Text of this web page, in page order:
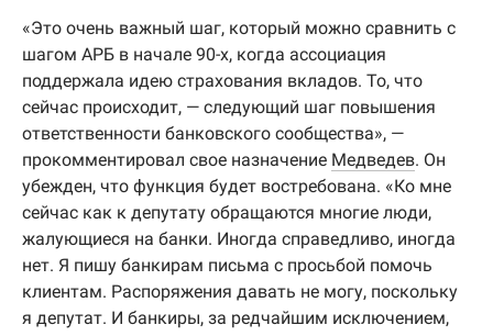
«Это очень важный шаг, который можно сравнить с
шагом АРБ в начале 90-х, когда ассоциация
поддержала идею страхования вкладов. То, что
сейчас происходит, — следующий шаг повышения
ответственности банковского сообщества», —
прокомментировал свое назначение Медведев. Он
убежден, что функция будет востребована. «Ко мне
сейчас как к депутату обращаются многие люди,
жалующиеся на банки. Иногда справедливо, иногда
нет. Я пишу банкирам письма с просьбой помочь
клиентам. Распоряжения давать не могу, поскольку
я депутат. И банкиры, за редчайшим исключением,